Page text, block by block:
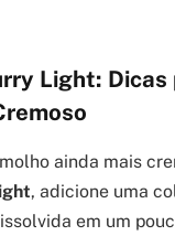
Light: Dicas
ainda mais
, adicione uma
em um